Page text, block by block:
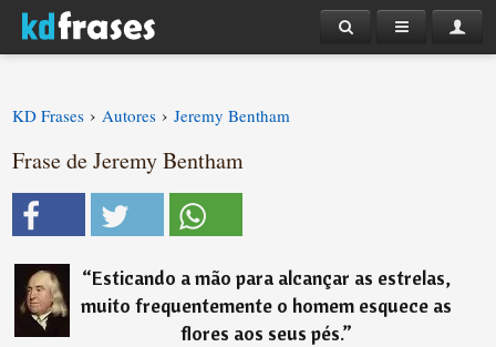
KD Frases › Autores › Jeremy Bentham
Frase de Jeremy Bentham
“Esticando a mão para alcançar as estrelas,
muito frequentemente o homem esquece as
flores aos seus pés.”